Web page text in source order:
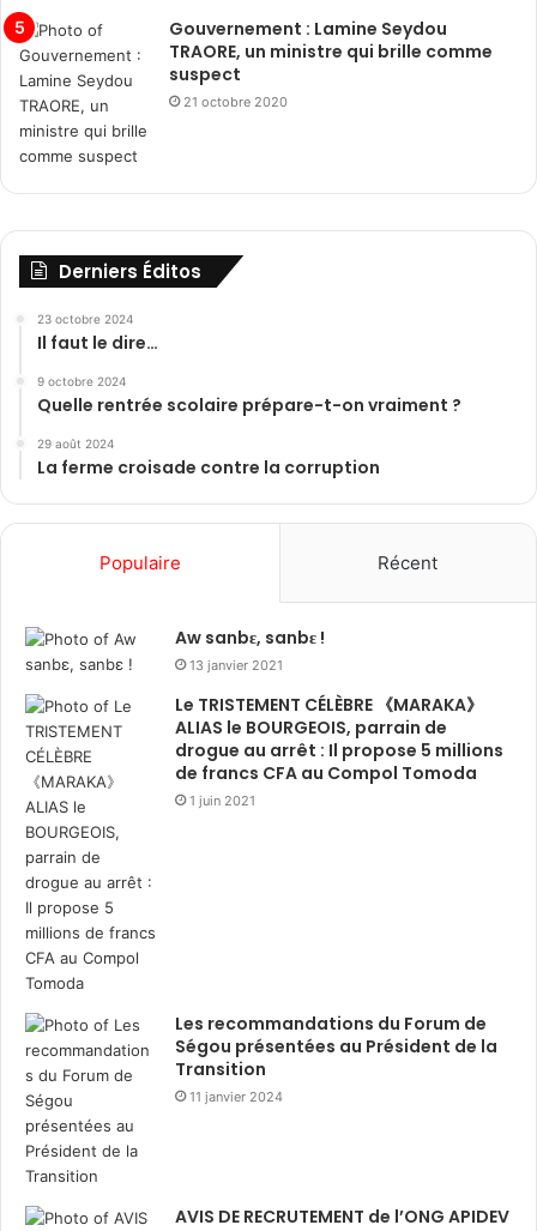
Gouvernement : Lamine Seydou
TRAORE, un ministre qui brille comme
suspect
21 octobre 2020
Derniers Éditos
23 octobre 2024
Il faut le dire…
9 octobre 2024
Quelle rentrée scolaire prépare-t-on vraiment ?
29 août 2024
La ferme croisade contre la corruption
Populaire Récent
Aw sanbɛ, sanbɛ !
13 janvier 2021
Le TRISTEMENT CÉLÈBRE 《MARAKA》
ALIAS le BOURGEOIS, parrain de
drogue au arrêt : Il propose 5 millions
de francs CFA au Compol Tomoda
1 juin 2021
Les recommandations du Forum de
Ségou présentées au Président de la
Transition
11 janvier 2024
AVIS DE RECRUTEMENT de l’ONG APIDEV